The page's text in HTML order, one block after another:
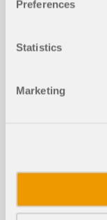
Preferences
Statistics
Marketing
Artigos da